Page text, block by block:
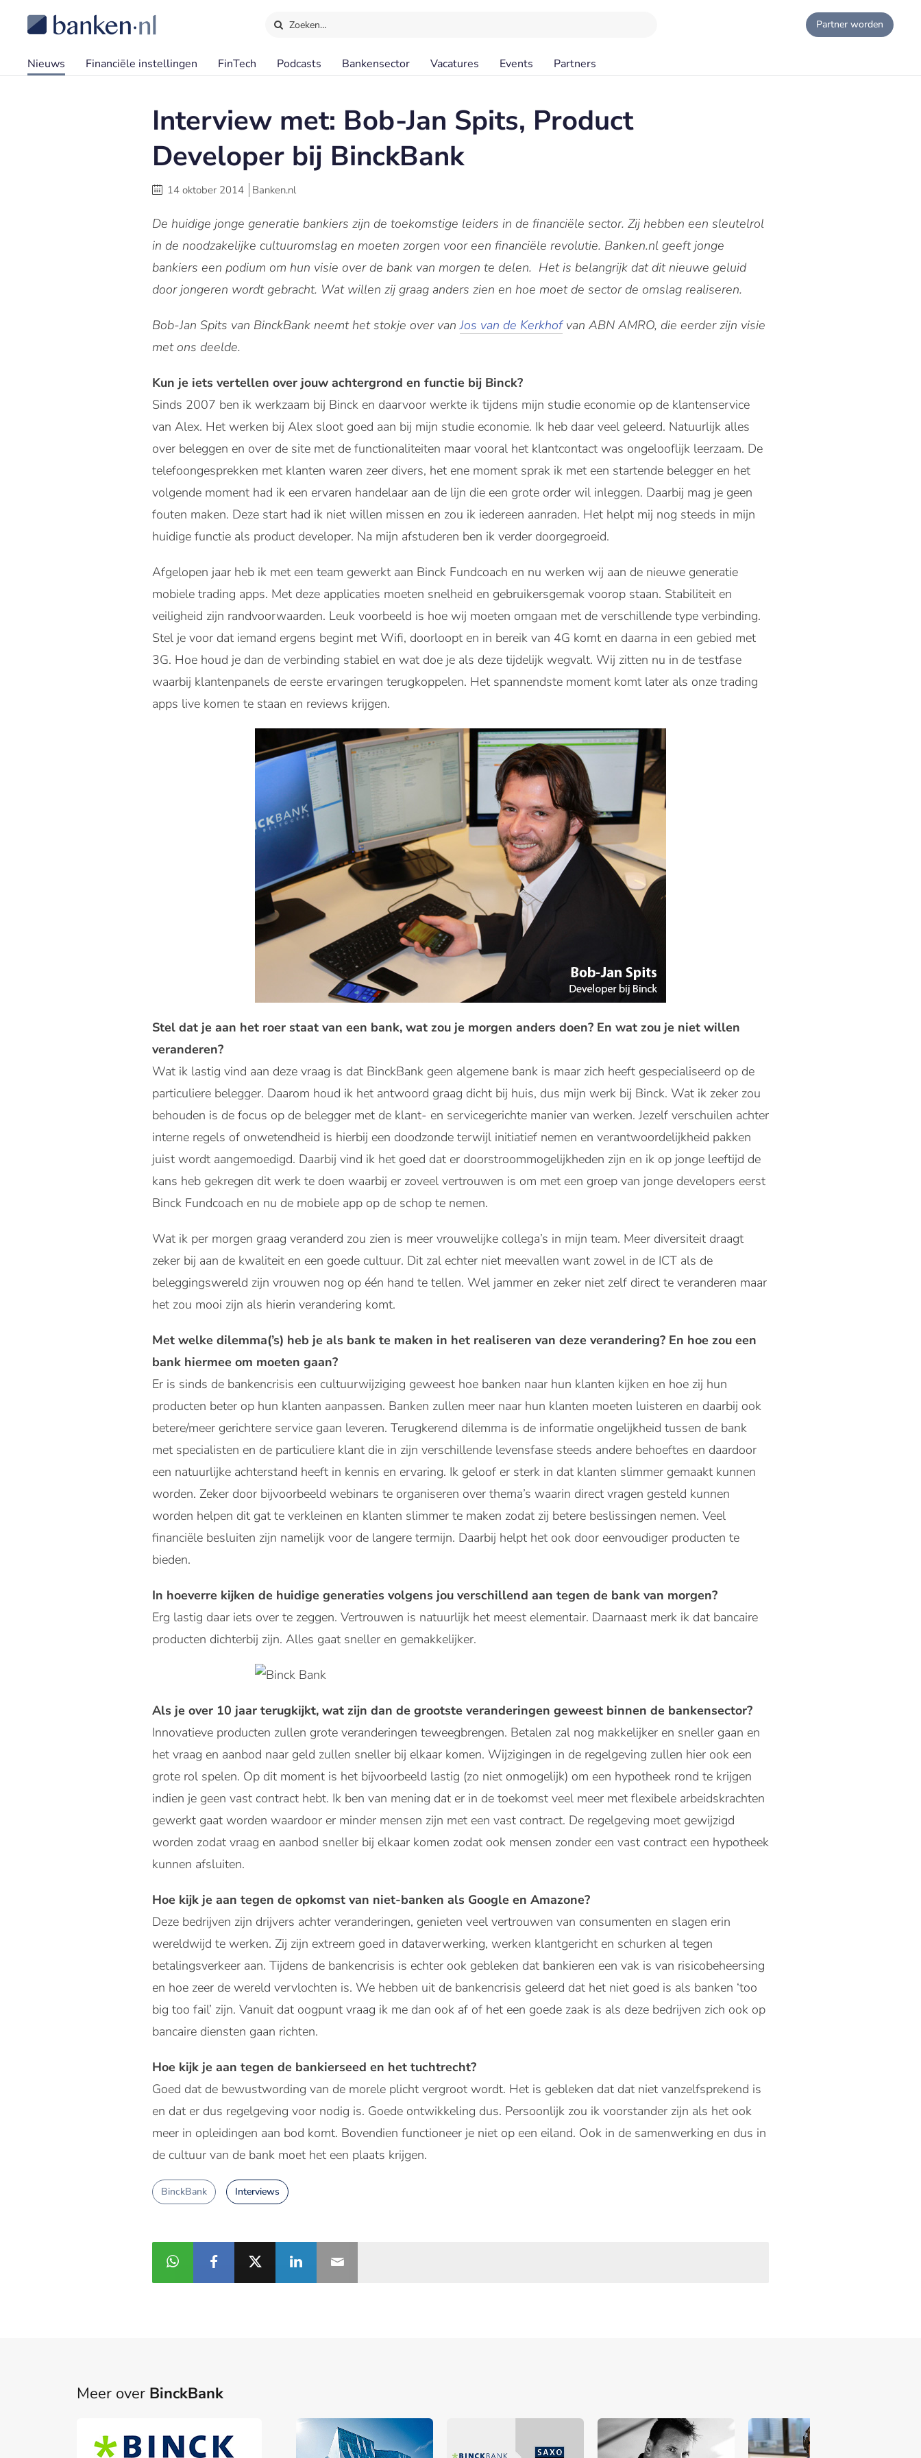
Zoeken… Partner worden
Nieuws Financiële instellingen FinTech Podcasts Bankensector Vacatures Events Partners
Interview met: Bob-Jan Spits, Product
Developer bij BinckBank
14 oktober 2014 Banken.nl
De huidige jonge generatie bankiers zijn de toekomstige leiders in de financiële sector. Zij hebben een sleutelrol
in de noodzakelijke cultuuromslag en moeten zorgen voor een financiële revolutie. Banken.nl geeft jonge
bankiers een podium om hun visie over de bank van morgen te delen. Het is belangrijk dat dit nieuwe geluid
door jongeren wordt gebracht. Wat willen zij graag anders zien en hoe moet de sector de omslag realiseren.
Bob-Jan Spits van BinckBank neemt het stokje over vanJos van de Kerkhofvan ABN AMRO, die eerder zijn visie
met ons deelde.
Kun je iets vertellen over jouw achtergrond en functie bij Binck?
Sinds 2007 ben ik werkzaam bij Binck en daarvoor werkte ik tijdens mijn studie economie op de klantenservice
van Alex. Het werken bij Alex sloot goed aan bij mijn studie economie. Ik heb daar veel geleerd. Natuurlijk alles
over beleggen en over de site met de functionaliteiten maar vooral het klantcontact was ongelooflijk leerzaam. De
telefoongesprekken met klanten waren zeer divers, het ene moment sprak ik met een startende belegger en het
volgende moment had ik een ervaren handelaar aan de lijn die een grote order wil inleggen. Daarbij mag je geen
fouten maken. Deze start had ik niet willen missen en zou ik iedereen aanraden. Het helpt mij nog steeds in mijn
huidige functie als product developer. Na mijn afstuderen ben ik verder doorgegroeid.
Afgelopen jaar heb ik met een team gewerkt aan Binck Fundcoach en nu werken wij aan de nieuwe generatie
mobiele trading apps. Met deze applicaties moeten snelheid en gebruikersgemak voorop staan. Stabiliteit en
veiligheid zijn randvoorwaarden. Leuk voorbeeld is hoe wij moeten omgaan met de verschillende type verbinding.
Stel je voor dat iemand ergens begint met Wifi, doorloopt en in bereik van 4G komt en daarna in een gebied met
3G. Hoe houd je dan de verbinding stabiel en wat doe je als deze tijdelijk wegvalt. Wij zitten nu in de testfase
waarbij klantenpanels de eerste ervaringen terugkoppelen. Het spannendste moment komt later als onze trading
apps live komen te staan en reviews krijgen.
Stel dat je aan het roer staat van een bank, wat zou je morgen anders doen? En wat zou je niet willen
veranderen?
Wat ik lastig vind aan deze vraag is dat BinckBank geen algemene bank is maar zich heeft gespecialiseerd op de
particuliere belegger. Daarom houd ik het antwoord graag dicht bij huis, dus mijn werk bij Binck. Wat ik zeker zou
behouden is de focus op de belegger met de klant- en servicegerichte manier van werken. Jezelf verschuilen achter
interne regels of onwetendheid is hierbij een doodzonde terwijl initiatief nemen en verantwoordelijkheid pakken
juist wordt aangemoedigd. Daarbij vind ik het goed dat er doorstroommogelijkheden zijn en ik op jonge leeftijd de
kans heb gekregen dit werk te doen waarbij er zoveel vertrouwen is om met een groep van jonge developers eerst
Binck Fundcoach en nu de mobiele app op de schop te nemen.
Wat ik per morgen graag veranderd zou zien is meer vrouwelijke collega’s in mijn team. Meer diversiteit draagt
zeker bij aan de kwaliteit en een goede cultuur. Dit zal echter niet meevallen want zowel in de ICT als de
beleggingswereld zijn vrouwen nog op één hand te tellen. Wel jammer en zeker niet zelf direct te veranderen maar
het zou mooi zijn als hierin verandering komt.
Met welke dilemma(’s) heb je als bank te maken in het realiseren van deze verandering? En hoe zou een
bank hiermee om moeten gaan?
Er is sinds de bankencrisis een cultuurwijziging geweest hoe banken naar hun klanten kijken en hoe zij hun
producten beter op hun klanten aanpassen. Banken zullen meer naar hun klanten moeten luisteren en daarbij ook
betere/meer gerichtere service gaan leveren. Terugkerend dilemma is de informatie ongelijkheid tussen de bank
met specialisten en de particuliere klant die in zijn verschillende levensfase steeds andere behoeftes en daardoor
een natuurlijke achterstand heeft in kennis en ervaring. Ik geloof er sterk in dat klanten slimmer gemaakt kunnen
worden. Zeker door bijvoorbeeld webinars te organiseren over thema’s waarin direct vragen gesteld kunnen
worden helpen dit gat te verkleinen en klanten slimmer te maken zodat zij betere beslissingen nemen. Veel
financiële besluiten zijn namelijk voor de langere termijn. Daarbij helpt het ook door eenvoudiger producten te
bieden.
In hoeverre kijken de huidige generaties volgens jou verschillend aan tegen de bank van morgen?
Erg lastig daar iets over te zeggen. Vertrouwen is natuurlijk het meest elementair. Daarnaast merk ik dat bancaire
producten dichterbij zijn. Alles gaat sneller en gemakkelijker.
Als je over 10 jaar terugkijkt, wat zijn dan de grootste veranderingen geweest binnen de bankensector?
Innovatieve producten zullen grote veranderingen teweegbrengen. Betalen zal nog makkelijker en sneller gaan en
het vraag en aanbod naar geld zullen sneller bij elkaar komen. Wijzigingen in de regelgeving zullen hier ook een
grote rol spelen. Op dit moment is het bijvoorbeeld lastig (zo niet onmogelijk) om een hypotheek rond te krijgen
indien je geen vast contract hebt. Ik ben van mening dat er in de toekomst veel meer met flexibele arbeidskrachten
gewerkt gaat worden waardoor er minder mensen zijn met een vast contract. De regelgeving moet gewijzigd
worden zodat vraag en aanbod sneller bij elkaar komen zodat ook mensen zonder een vast contract een hypotheek
kunnen afsluiten.
Hoe kijk je aan tegen de opkomst van niet-banken als Google en Amazone?
Deze bedrijven zijn drijvers achter veranderingen, genieten veel vertrouwen van consumenten en slagen erin
wereldwijd te werken. Zij zijn extreem goed in dataverwerking, werken klantgericht en schurken al tegen
betalingsverkeer aan. Tijdens de bankencrisis is echter ook gebleken dat bankieren een vak is van risicobeheersing
en hoe zeer de wereld vervlochten is. We hebben uit de bankencrisis geleerd dat het niet goed is als banken ‘too
big too fail’ zijn. Vanuit dat oogpunt vraag ik me dan ook af of het een goede zaak is als deze bedrijven zich ook op
bancaire diensten gaan richten.
Hoe kijk je aan tegen de bankierseed en het tuchtrecht?
Goed dat de bewustwording van de morele plicht vergroot wordt. Het is gebleken dat dat niet vanzelfsprekend is
en dat er dus regelgeving voor nodig is. Goede ontwikkeling dus. Persoonlijk zou ik voorstander zijn als het ook
meer in opleidingen aan bod komt. Bovendien functioneer je niet op een eiland. Ook in de samenwerking en dus in
de cultuur van de bank moet het een plaats krijgen.
BinckBank Interviews
Meer over BinckBank
Partnerships bij Banken.nl